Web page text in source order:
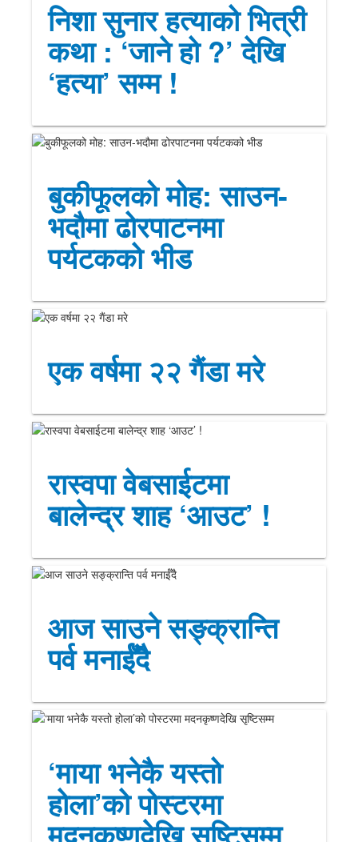
निशा सुनार हत्याको भित्री
कथा : ‘जाने हो ?’ देखि
‘हत्या’ सम्म !
बुकीफूलको मोह: साउन-
भदौमा ढोरपाटनमा
पर्यटकको भीड
एक वर्षमा २२ गैंडा मरे
रास्वपा वेबसाईटमा
बालेन्द्र शाह ‘आउट’ !
आज साउने सङ्क्रान्ति
पर्व मनाईँदै
‘माया भनेकै यस्तो
होला’को पोस्टरमा